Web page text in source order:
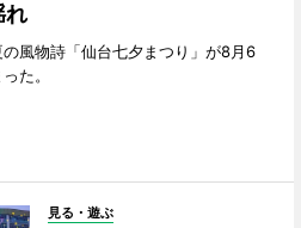
れ
風物詩「仙台七夕まつり」が8月6
た。
見る・遊ぶ